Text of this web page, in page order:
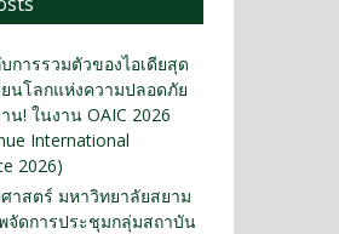
การรวมตัวของไอเดียสุด
นโลกแห่งความปลอดภัย
น! ในงาน OAIC 2026
International
2026)
าสตร์ มหาวิทยาลัยสยาม
จัดการประชุมกลุ่มสถาบัน